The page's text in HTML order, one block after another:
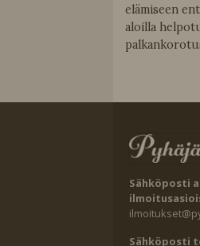
elämiseen
aloilla
Sähköposti
Sähköposti